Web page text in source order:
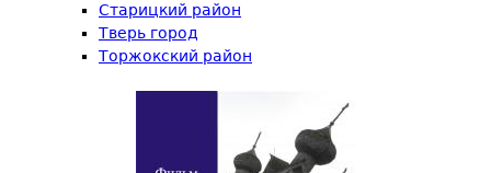
Старицкий район
Тверь город
Торжокский район